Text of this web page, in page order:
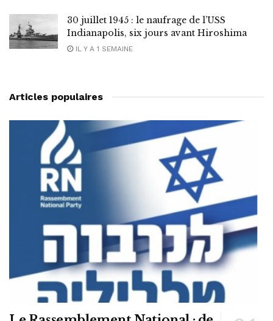
30 juillet 1945 : le naufrage de l’USS
Indianapolis, six jours avant Hiroshima
IL Y A 1 SEMAINE
Articles populaires